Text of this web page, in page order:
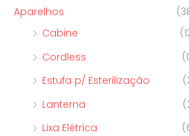
Aparelhos
Cabine
Cordless
Estufa p/ Esterilização
Lanterna
Lixa Elétrica